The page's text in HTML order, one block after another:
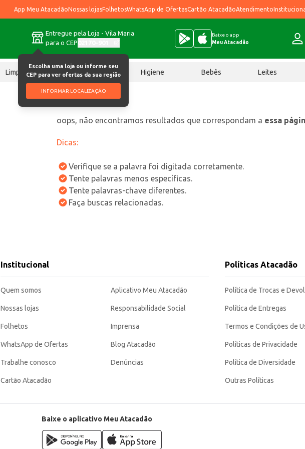
App Meu AtacadãoNossas lojasFolhetosWhatsApp de OfertasCartão AtacadãoAtendimento
Entregue pela Loja - Vila Maria
para o CEP
Escolha uma loja ou informe seu
CEP para ver ofertas da sua região
INFORMAR LOCALIZAÇÃO
Baixe o app
Meu Atacadão
Limpeza Chocolates Higiene Bebês Leites
oops, não encontramos resultados que correspondam a essa
Dicas:
Verifique se a palavra foi digitada corretamente.
Tente palavras menos específicas.
Tente palavras-chave diferentes.
Faça buscas relacionadas.
Institucional
Quem somos
Nossas lojas
Folhetos
WhatsApp de Ofertas
Trabalhe conosco
Cartão Atacadão
Aplicativo Meu Atacadão
Responsabilidade Social
Imprensa
Blog Atacadão
Denúncias
Políticas Atacadão
Política de Trocas e
Política de Entregas
Termos e Condições de
Políticas de Privacidade
Política de Diversidade
Outras Políticas
Baixe o aplicativo Meu Atacadão